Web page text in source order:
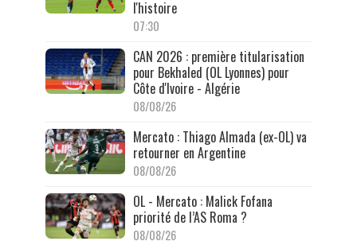
l'histoire
07:30
CAN 2026 : première titularisation
pour Bekhaled (OL Lyonnes) pour
Côte d'Ivoire - Algérie
08/08/26
Mercato : Thiago Almada (ex-OL) va
retourner en Argentine
08/08/26
OL - Mercato : Malick Fofana
priorité de l’AS Roma ?
08/08/26